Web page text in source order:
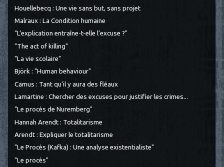
Houellebecq : Une vie sans but, sans projet
Malraux : La Condition humaine
"L’explication entraîne-t-elle l’excuse ?"
"The act of killing"
"La vie scolaire"
Björk : "Human behaviour"
Camus : Tant qu'il y aura des fléaux
Lamartine : Chercher des excuses pour justifier les crimes...
"Le procès de Nuremberg"
Hannah Arendt : Totalitarisme
Arendt : Expliquer le totalitarisme
"Le Procès (Kafka) : Une analyse existentialiste"
"Le procès"